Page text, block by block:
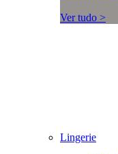
Ver tudo >
Lingerie